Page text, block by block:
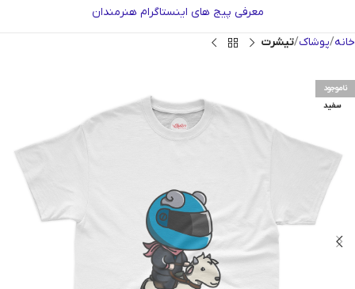
معرفی پیج های اینستاگرام هنرمندان
خانه پوشاک تیشرت
ناموجود
سفید